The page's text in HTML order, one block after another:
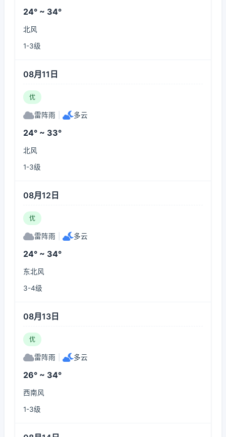
24° ~ 34°
北风
1-3级
08月11日
优
雷阵雨 多云
24° ~ 33°
北风
1-3级
08月12日
优
雷阵雨 多云
24° ~ 34°
东北风
3-4级
08月13日
优
雷阵雨 多云
26° ~ 34°
西南风
1-3级